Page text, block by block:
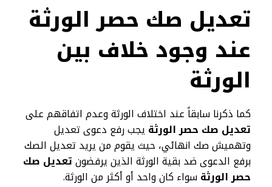
تعديل صك حصر الورثة
عند وجود خلاف بين
الورثة
كما ذكرنا سابقاً عند اختلاف الورثة وعدم اتفاقهم على
تعديل صك حصر الورثة يجب رفع دعوى تعديل
وتهميش صك انهائي، حيث يقوم من يريد تعديل الصك
برفع الدعوى ضد بقية الورثة الذين يرفضونتعديل صك
حصر الورثةسواء كان واحد أو أكثر من الورثة.